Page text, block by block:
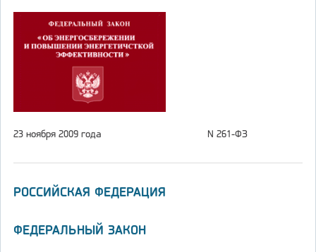
23 ноября 2009 года N 261-ФЗ
РОССИЙСКАЯ ФЕДЕРАЦИЯ
ФЕДЕРАЛЬНЫЙ ЗАКОН